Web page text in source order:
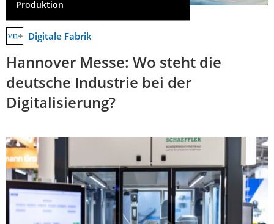
Produktion
Digitale Fabrik
Hannover Messe: Wo steht die
deutsche Industrie bei der
Digitalisierung?